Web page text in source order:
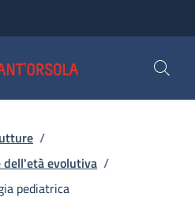
/
dell'età evolutiva /
pediatrica